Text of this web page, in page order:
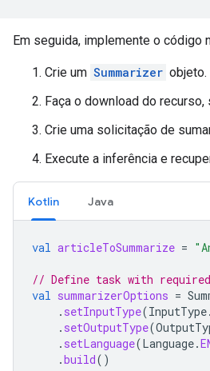
Em seguida, implemente o código
Crie um Summarizer objeto.
Faça o download do
Crie uma solicitação de
Execute a inferência e
Kotlin Java
val articleToSummarize =
// Define task with
val summarizerOptions =
. setInputType(InputType.
. setOutputType(
. setLanguage(Language.
.build()